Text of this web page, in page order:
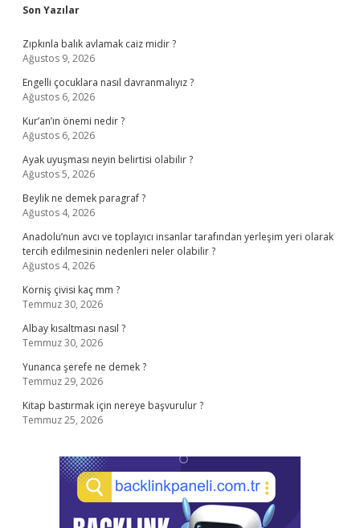
Sidebar
Son Yazılar
Zıpkınla balık avlamak caiz midir ?
Ağustos 9, 2026
Engelli çocuklara nasıl davranmalıyız ?
Ağustos 6, 2026
Kur’an’ın önemi nedir ?
Ağustos 6, 2026
Ayak uyuşması neyin belirtisi olabilir ?
Ağustos 5, 2026
Beylik ne demek paragraf ?
Ağustos 4, 2026
Anadolu’nun avcı ve toplayıcı insanlar tarafından yerleşim yeri olarak
tercih edilmesinin nedenleri neler olabilir ?
Ağustos 4, 2026
Korniş çivisi kaç mm ?
Temmuz 30, 2026
Albay kısaltması nasıl ?
Temmuz 30, 2026
Yunanca şerefe ne demek ?
Temmuz 29, 2026
Kitap bastırmak için nereye başvurulur ?
Temmuz 25, 2026